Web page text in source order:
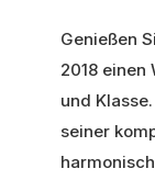
Genießen
2018
und
seiner